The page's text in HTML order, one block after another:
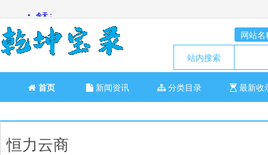
网站名
站内搜索
首页 新闻资讯 分类目录 最新收
恒力云商